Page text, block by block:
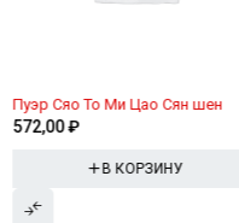
Пуэр Сяо То Ми Цао Сян шен
572,00₽
В КОРЗИНУ